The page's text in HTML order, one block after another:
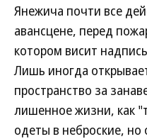
Янежича почти все
авансцене, перед
котором висит
Лишь иногда
пространство за
лишенное жизни, как
одеты в неброские,